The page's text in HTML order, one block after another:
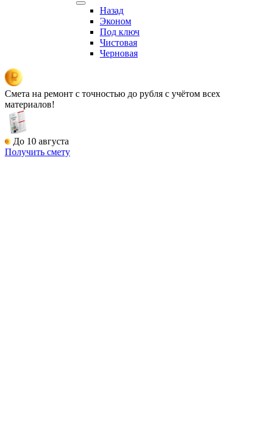
Назад
Эконом
Под ключ
Чистовая
Черновая
Смета на ремонт с точностью до рубля с учётом всех
материалов!
До 10 августа
Получить смету